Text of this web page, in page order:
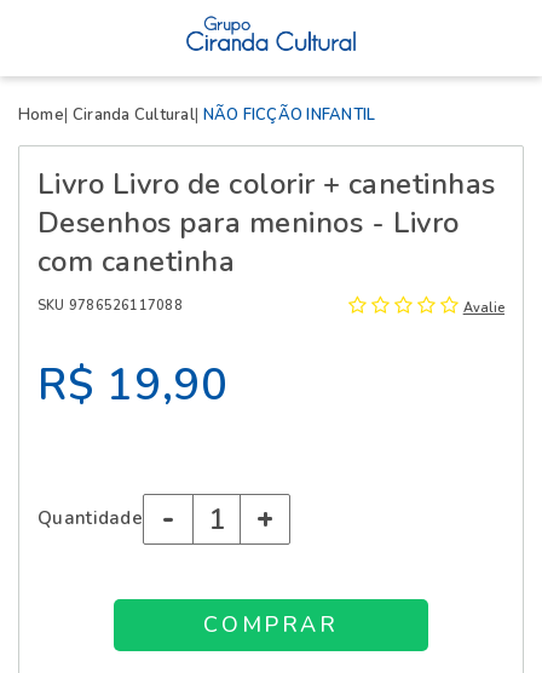
Home Ciranda Cultural NÃO FICÇÃO INFANTIL
Livro Livro de colorir + canetinhas
Desenhos para meninos - Livro
com canetinha
SKU 9786526117088 Avalie
R$ 19,90
Quantidade - +